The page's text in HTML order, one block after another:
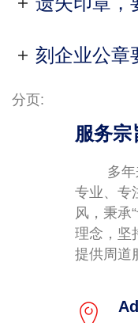
刻企业公章
分页:
服务宗
多年来
专业、专
风，秉承
理念，坚
提供周道